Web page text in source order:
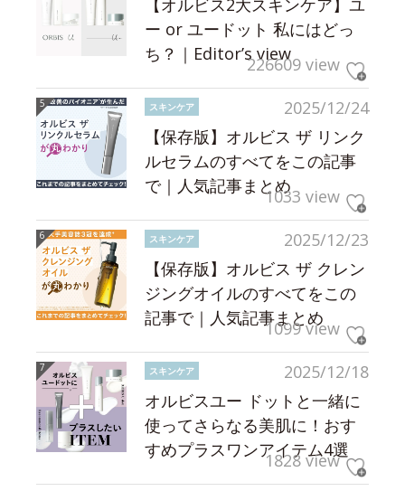
ー or ユードット 私にはどっ
ち？｜Editor’s view226609 view
2025/12/24
スキンケア
【保存版】オルビス ザ リンク
ルセラムのすべてをこの記事
で｜人気記事まとめ1033 view
2025/12/23
スキンケア
【保存版】オルビス ザ クレン
ジングオイルのすべてをこの
記事で｜人気記事まとめ
1099 view
2025/12/18
スキンケア
オルビスユー ドットと一緒に
使ってさらなる美肌に！おす
すめプラスワンアイテム4選
1828 view